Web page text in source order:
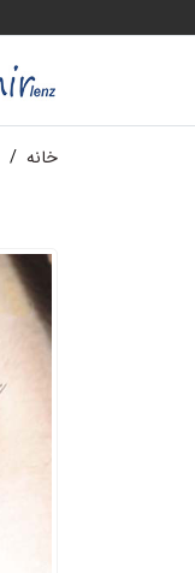
خانه /